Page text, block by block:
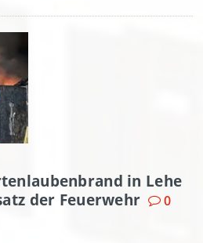
in Lehe
der Feuerwehr
0